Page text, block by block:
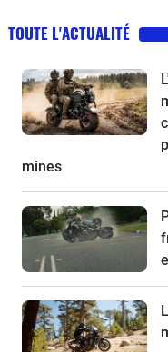
TOUTE L'ACTUALITÉ
mines